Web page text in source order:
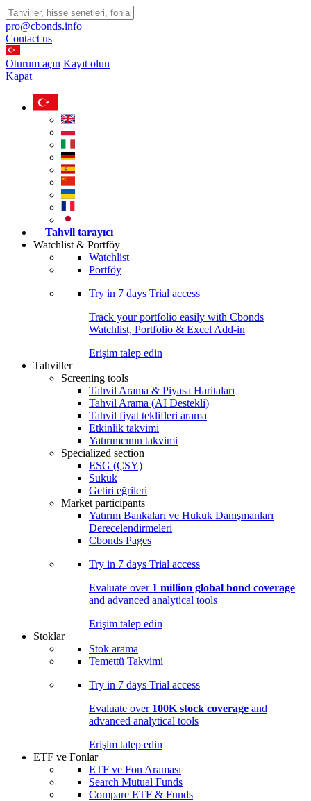
pro@cbonds.info
Contact us
Oturum açın Kayıt olun
Kapat
Tahvil tarayıcı
Watchlist & Portföy
Watchlist
Portföy
Try in 7 days Trial access
Track your portfolio easily with Cbonds
Watchlist, Portfolio & Excel Add-in
Erişim talep edin
Tahviller
Screening tools
Tahvil Arama & Piyasa Haritaları
Tahvil Arama (AI Destekli)
Tahvil fiyat teklifleri arama
Etkinlik takvimi
Yatırımcının takvimi
Specialized section
ESG (ÇSY)
Sukuk
Getiri eğrileri
Market participants
Yatırım Bankaları ve Hukuk Danışmanları
Derecelendirmeleri
Cbonds Pages
Try in 7 days Trial access
Evaluate over 1 million global bond coverage
and advanced analytical tools
Erişim talep edin
Stoklar
Stok arama
Temettü Takvimi
Try in 7 days Trial access
Evaluate over 100K stock coverage and
advanced analytical tools
Erişim talep edin
ETF ve Fonlar
ETF ve Fon Araması
Search Mutual Funds
Compare ETF & Funds